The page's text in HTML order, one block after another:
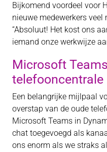
Bijkomend voordeel voor
nieuwe medewerkers
“Absoluut! Het kost ons
iemand onze werkwijze
Microsoft
telefooncentrale
Een belangrijke mijlpaal
overstap van de oude
Microsoft Teams in
chat toegevoegd als
ons enorm als we straks